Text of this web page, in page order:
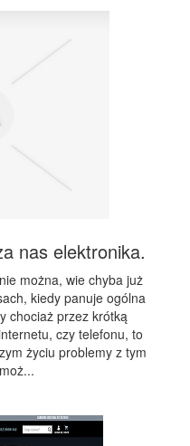
nas elektronika.
można, wie chyba już
kiedy panuje ogólna
chociaż przez krótką
czy telefonu, to
życiu problemy z tym